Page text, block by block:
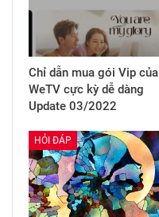
Chỉ dẫn mua gói Vip của
WeTV cực kỳ dễ dàng
Update 03/2022
HỎI ĐÁP